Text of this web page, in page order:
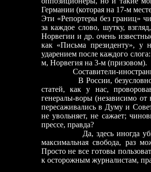
Германии (которая на 17-м
Эти «Репортеры без границ»
за каждое слово, шутку,
Норвегии и др. очень
как «Письма президенту», у
ударением после каждого
м, Норвегия на 3-м (призовом).
Составители-
В России,
статей, как у нас,
генералы-воры (независимо
пересаживались в Думу и
не увольняет, не сажает;
прессе, правда?
Да, здесь иногда
максимальная свобода, раз
Просто не все готовы
к осторожным журналистам,